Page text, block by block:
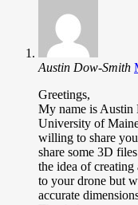
Austin Dow-Smith
Greetings,
My name is Austin
University of
willing to share
share some 3D
the idea of
to your drone but
accurate